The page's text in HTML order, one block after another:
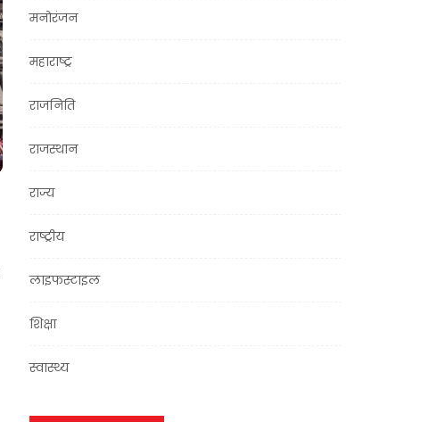
मनोरंजन
महाराष्ट्र
राजनिति
राजस्थान
राज्य
राष्ट्रीय
लाइफस्टाइल
शिक्षा
स्वास्थ्य